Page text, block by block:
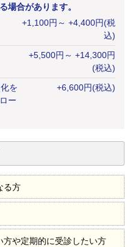
場合があります。
+1,100円 ～ +4,400円(税
込)
+5,500円 ～ +14,300円
(税込)
を
ー
+6,600円(税込)
る方
方や定期的に受診したい方